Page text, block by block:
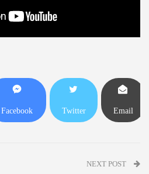
Facebook Twitter Email
NEXT POST